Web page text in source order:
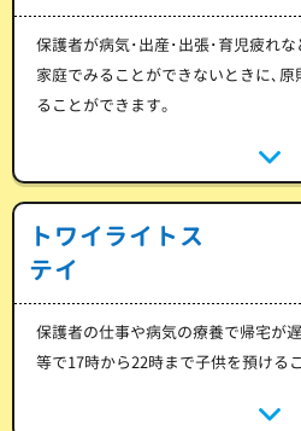
保護者が病気･出産･出張･育児疲れ
家庭でみることができないときに､
ることができます。
トワイライトス
テイ
保護者の仕事や病気の療養で帰宅が
等で17時から22時まで子供を預ける